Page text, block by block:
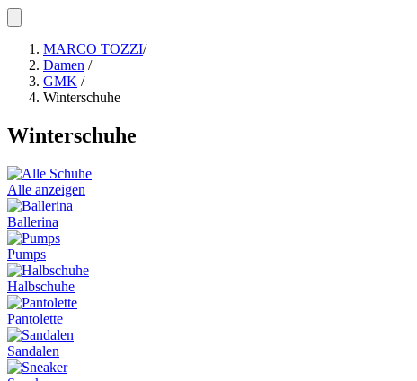
MARCO TOZZI/
Damen /
GMK /
Winterschuhe
Winterschuhe
Alle anzeigen
Ballerina
Pumps
Halbschuhe
Pantolette
Sandalen